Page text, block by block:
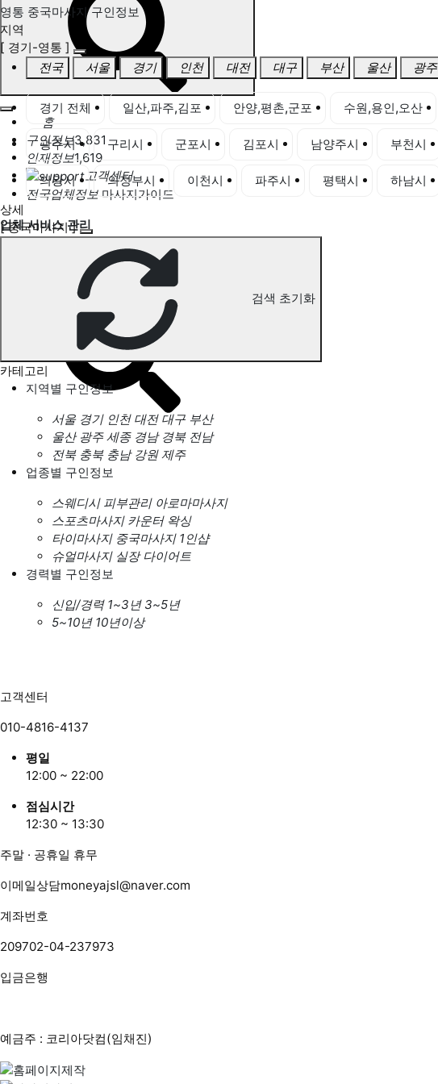
홈
구인정보3,831
인재정보1,619
고객센터
전국업체정보 마사지가이드
업체 서비스 관리
개인 서비스 관리
영통 중국마사지 구인정보
영통 중국마사지 구인정보
지역
[ 경기-영통 ]
전국
서울 경기 인천 대전 대구 부산 울산 광주
경기 전체 일산,파주,김포 안양,평촌,군포 수원,용인,오산
광주시 구리시 군포시 김포시 남양주시 부천시
의왕시 의정부시 이천시 파주시 평택시 하남시
상세
[ 중국마사지 ]
검색 초기화
카테고리
지역별 구인정보
서울 경기 인천 대전 대구 부산
울산 광주 세종 경남 경북 전남
전북 충북 충남 강원 제주
업종별 구인정보
스웨디시 피부관리 아로마마사지
스포츠마사지 카운터 왁싱
타이마사지 중국마사지 1인샵
슈얼마사지 실장 다이어트
경력별 구인정보
신입/경력 1~3년 3~5년
5~10년 10년이상
고객센터
010-4816-4137
평일
12:00 ~ 22:00
점심시간
12:30 ~ 13:30
주말 · 공휴일 휴무
이메일상담moneyajsl@naver.com
계좌번호
209702-04-237973
입금은행
예금주 : 코리아닷컴(임채진)